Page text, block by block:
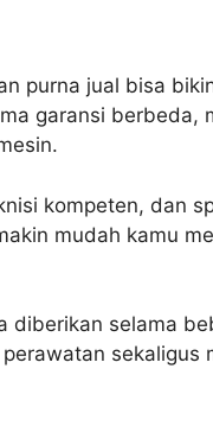
purna jual bisa
garansi berbeda,
kompeten, dan
mudah kamu
diberikan selama
sekaligus